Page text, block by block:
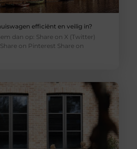
efficiënt en veilig in?
dan op: Share on X (Twitter)
on Pinterest Share on